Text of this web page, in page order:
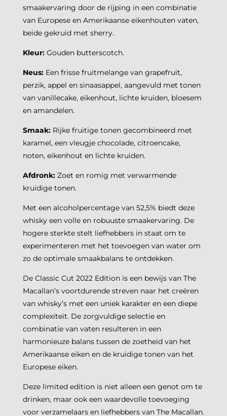
smaakervaring door de rijping in een combinatie
van Europese en Amerikaanse eikenhouten vaten,
beide gekruid met sherry. ​
Kleur:Gouden butterscotch. ​
Neus:Een frisse fruitmelange van grapefruit,
perzik, appel en sinaasappel, aangevuld met tonen
van vanillecake, eikenhout, lichte kruiden, bloesem
en amandelen.
Smaak:Rijke fruitige tonen gecombineerd met
karamel, een vleugje chocolade, citroencake,
noten, eikenhout en lichte kruiden.
Afdronk:Zoet en romig met verwarmende
kruidige tonen. ​
Met een alcoholpercentage van 52,5% biedt deze
whisky een volle en robuuste smaakervaring. De
hogere sterkte stelt liefhebbers in staat om te
experimenteren met het toevoegen van water om
zo de optimale smaakbalans te ontdekken. ​
De Classic Cut 2022 Edition is een bewijs van The
Macallan’s voortdurende streven naar het creëren
van whisky’s met een uniek karakter en een diepe
complexiteit. De zorgvuldige selectie en
combinatie van vaten resulteren in een
harmonieuze balans tussen de zoetheid van het
Amerikaanse eiken en de kruidige tonen van het
Europese eiken. ​
Deze limited edition is niet alleen een genot om te
drinken, maar ook een waardevolle toevoeging
voor verzamelaars en liefhebbers van The Macallan.